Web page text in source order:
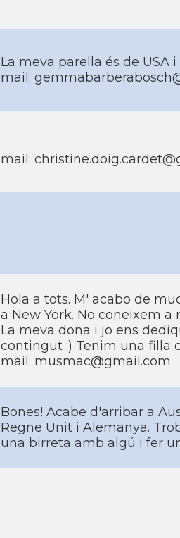
La meva parella és de
mail:
mail:
Hola a tots. M' acabo de
a New York. No coneixem
La meva dona i jo ens
contingut :) Tenim una filla
mail: musmac@gmail.com
Bones! Acabe d'arribar a
Regne Unit i Alemanya.
una birreta amb algú i fer